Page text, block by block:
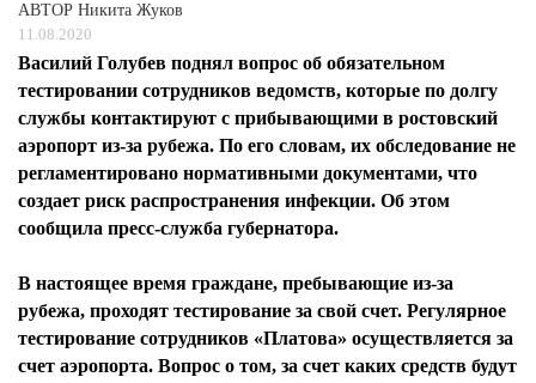
АВТОР Никита Жуков
11.08.2020
Василий Голубев поднял вопрос об обязательном
тестировании сотрудников ведомств, которые по долгу
службы контактируют с прибывающими в ростовский
аэропорт из-за рубежа. По его словам, их обследование не
регламентировано нормативными документами, что
создает риск распространения инфекции. Об этом
сообщила пресс-служба губернатора.
В настоящее время граждане, пребывающие из-за
рубежа, проходят тестирование за свой счет. Регулярное
тестирование сотрудников «Платова» осуществляется за
счет аэропорта. Вопрос о том, за счет каких средств будут